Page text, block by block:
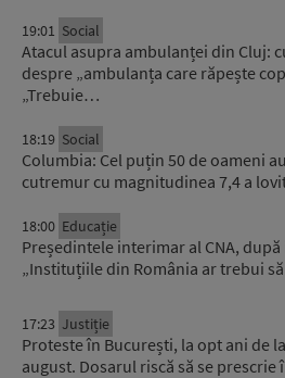
19:01 Social
Atacul asupra ambulanței din Cluj:
despre „ambulanța care răpește
„Trebuie…
18:19 Social
Columbia: Cel puțin 50 de oameni
cutremur cu magnitudinea 7,4 a
18:00 Educație
Președintele interimar al CNA,
„Instituțiile din România ar trebui
17:23 Justiție
Proteste în București, la opt ani de
august. Dosarul riscă să se